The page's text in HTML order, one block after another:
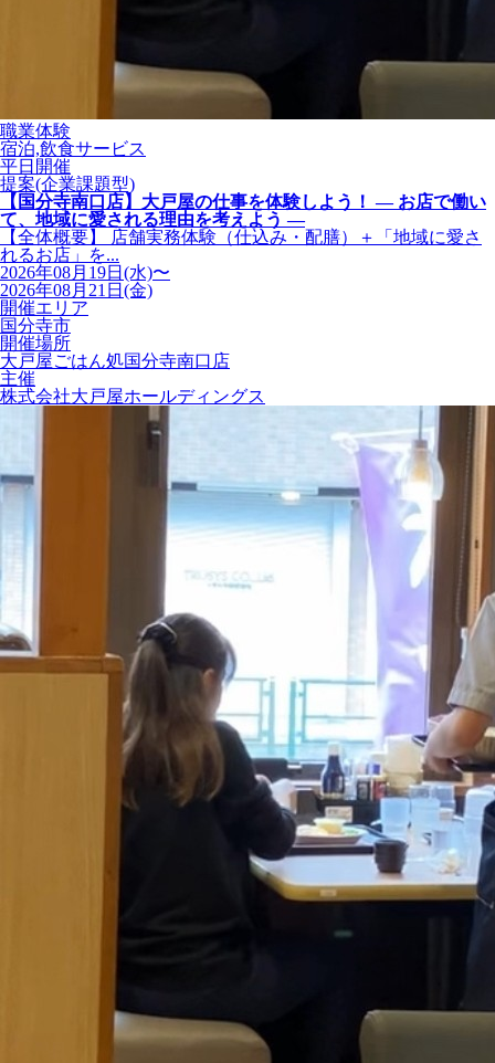
職業体験
宿泊,飲食サービス
平日開催
提案(企業課題型)
【国分寺南口店】大戸屋の仕事を体験しよう！ ― お店で働い
て、地域に愛される理由を考えよう ―
【全体概要】 店舗実務体験（仕込み・配膳）＋「地域に愛さ
れるお店」を...
2026年08月19日(水)〜
2026年08月21日(金)
開催エリア
国分寺市
開催場所
大戸屋ごはん処国分寺南口店
主催
株式会社大戸屋ホールディングス